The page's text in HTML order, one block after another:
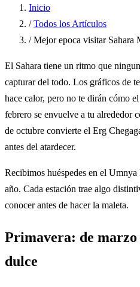
Inicio
/ Todos los Artículos
/ Mejor epoca visitar Sahara
El Sahara tiene un ritmo que
capturar del todo. Los gráficos de
hace calor, pero no te dirán cómo
febrero se envuelve a tu alrededor
de octubre convierte el Erg
antes del atardecer.
Recibimos huéspedes en el
año. Cada estación trae algo
conocer antes de hacer la maleta.
Primavera: de marzo
dulce